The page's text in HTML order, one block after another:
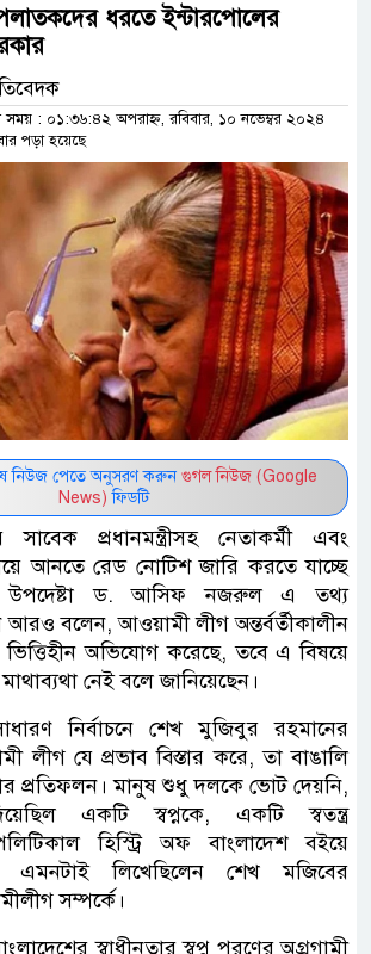
ধরতে ইন্টারপোলের
: ০১:৩৬:৪২ অপরাহ্ন, রবিবার, ১০ নভেম্বর ২০২৪
পড়া হয়েছে
নিউজ পেতে অনুসরণ করুন গুগল নিউজ (Google
News) ফিডটি
প্রধানমন্ত্রীসহ নেতাকর্মী এবং
আনতে রেড নোটিশ জারি করতে যাচ্ছে
ড. আসিফ নজরুল এ তথ্য
আরও বলেন, আওয়ামী লীগ অন্তর্বর্তীকালীন
ভিত্তিহীন অভিযোগ করেছে, তবে এ বিষয়ে
নেই বলে জানিয়েছেন।
নির্বাচনে শেখ মুজিবুর রহমানের
লীগ যে প্রভাব বিস্তার করে, তা বাঙালি
প্রতিফলন। মানুষ শুধু দলকে ভোট দেয়নি,
একটি স্বপ্নকে, একটি স্বতন্ত্র
হিস্ট্রি অফ বাংলাদেশ বইয়ে
লিখেছিলেন শেখ মজিবের
সম্পর্কে।
স্বাধীনতার স্বপ্ন পূরণের অগ্রগামী